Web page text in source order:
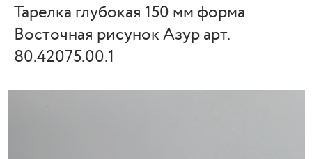
Тарелка глубокая 150 мм форма
Восточная рисунок Азур арт.
80.42075.00.1